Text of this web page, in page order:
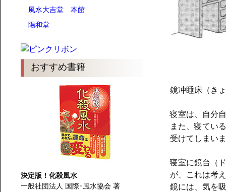
風水大吉堂 本館
陽和堂
おすすめ書籍
決定版！化殺風水
一般社団法人 国際･風水協会 著
鏡冲睡床（き
寝室は、自分
また、寝てい
受けてしまい
寝室に鏡台（
が、これは考
鏡には、気を